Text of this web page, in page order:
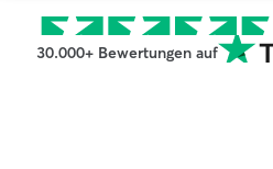
30.000+ Bewertungen auf